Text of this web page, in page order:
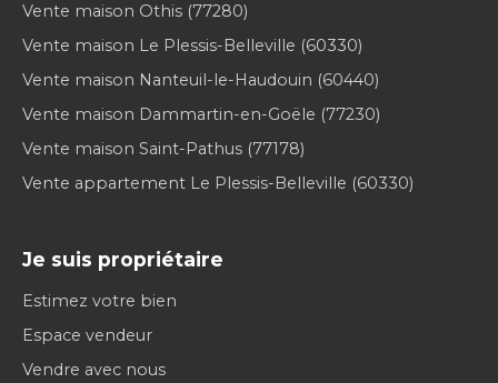
Vente maison Othis (77280)
Vente maison Le Plessis-Belleville (60330)
Vente maison Nanteuil-le-Haudouin (60440)
Vente maison Dammartin-en-Goële (77230)
Vente maison Saint-Pathus (77178)
Vente appartement Le Plessis-Belleville (60330)
Je suis propriétaire
Estimez votre bien
Espace vendeur
Vendre avec nous